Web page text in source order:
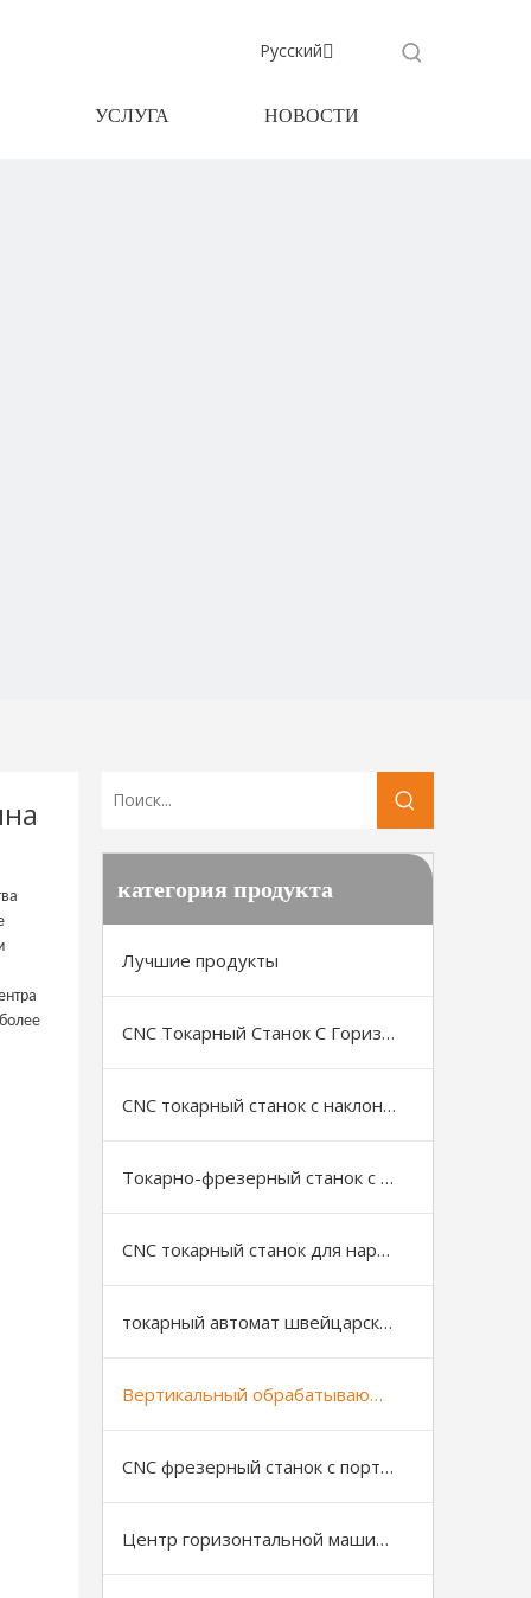
Pусский
УСЛУГА НОВОСТИ
категория продукта
Лучшие продукты
CNC Токарный Станок С Горизонтальной Станиной
CNC токарный станок с наклонной станиной
Токарно-фрезерный станок с ЧПУ
CNC токарный станок для нарезки резьбы на трубах
токарный автомат швейцарского типа
Вертикальный обрабатывающий центр
CNC фрезерный станок с портальной (рамной) конструкцией
Центр горизонтальной машины с ЧПУ